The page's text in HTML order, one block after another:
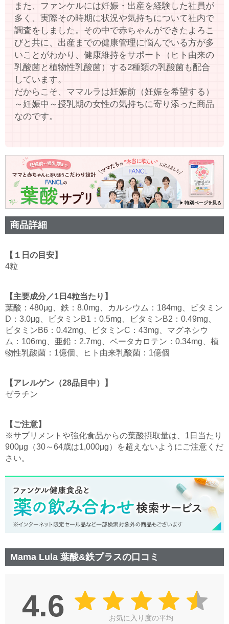
また、ファンケルには妊娠・出産を経験した社員が
多く、実際その時期に状況や気持ちについて社内で
調査をしました。その中で赤ちゃんができたよろこ
びと共に、出産までの健康管理に悩んでいる方が多
いことがわかり、健康維持をサポート（ヒト由来の
乳酸菌と植物性乳酸菌）する2種類の乳酸菌も配合
しています。
だからこそ、ママルラは妊娠前（妊娠を希望する）
～妊娠中～授乳期の女性の気持ちに寄り添った商品
なのです。
商品詳細
【１日の目安】
4粒
【主要成分／1日4粒当たり】
葉酸：480μg、鉄：8.0mg、カルシウム：184mg、ビタミン
D：3.0μg、ビタミンB1：0.5mg、ビタミンB2：0.49mg、
ビタミンB6：0.42mg、ビタミンC：43mg、マグネシウ
ム：106mg、亜鉛：2.7mg、ベータカロテン：0.34mg、植
物性乳酸菌：1億個、ヒト由来乳酸菌：1億個
【アレルゲン（28品目中）】
ゼラチン
【ご注意】
※サプリメントや強化食品からの葉酸摂取量は、1日当たり
900μg（30～64歳は1,000μg）を超えないようにご注意くだ
さい。
Mama Lula 葉酸&鉄プラスの口コミ
4.6 お気に入り度の平均